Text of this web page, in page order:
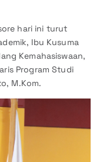
hari ini turut
Ibu Kusuma
Kemahasiswaan,
Program Studi
M.Kom.